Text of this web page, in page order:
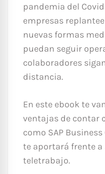
pandemia del
empresas
nuevas formas
puedan seguir
colaboradores
distancia.
En este ebook te
ventajas de contar
como SAP
te aportará frente
teletrabajo.